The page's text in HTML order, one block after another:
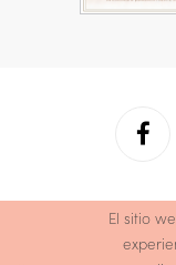
El sitio